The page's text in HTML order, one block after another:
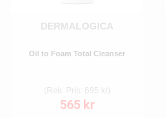
DERMALOGICA
Oil to Foam Total Cleanser
(Rek. Pris: 695 kr)
565 kr